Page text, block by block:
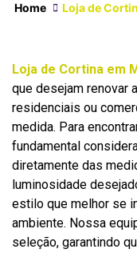
Home Loja de
Loja de Cortina em
que desejam renovar
residenciais ou
medida. Para
fundamental
diretamente das
luminosidade
estilo que melhor se
ambiente. Nossa
seleção, garantindo